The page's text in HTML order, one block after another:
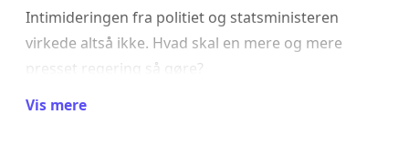
Intimideringen fra politiet og statsministeren
virkede altså ikke. Hvad skal en mere og mere
presset regering så gøre?
Løsningen for regeringen er åbenbart
Vis mere